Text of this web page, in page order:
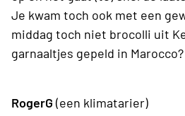
Je kwam toch ook met een
middag toch niet brocolli uit
garnaaltjes gepeld in Marocco?
RogerG (een klimatarier)